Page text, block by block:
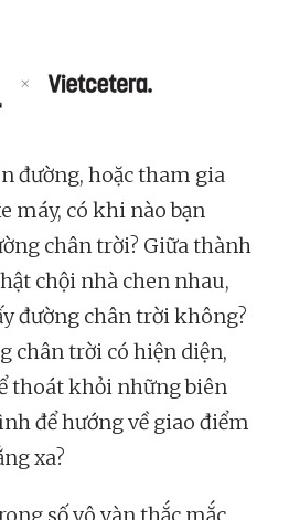
đường, hoặc tham gia
máy, có khi nào bạn
chân trời? Giữa thành
chội nhà chen nhau,
đường chân trời không?
chân trời có hiện diện,
thoát khỏi những biên
để hướng về giao điểm
xa?
số vô vàn thắc mắc